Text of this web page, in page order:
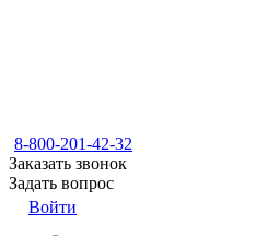
8-800-201-42-32
Заказать звонок
Задать вопрос
Войти